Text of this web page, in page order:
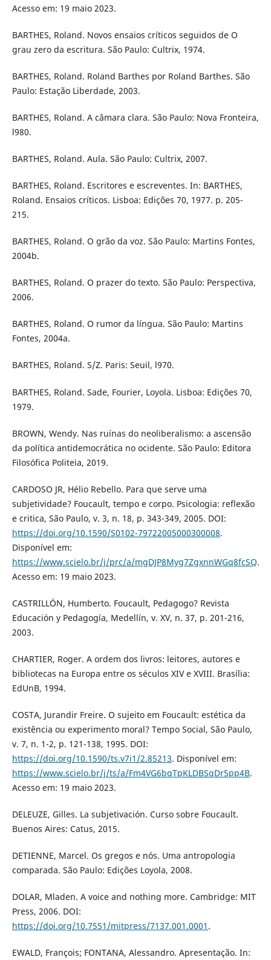
Acesso em: 19 maio 2023.
BARTHES, Roland. Novos ensaios críticos seguidos de O
grau zero da escritura. São Paulo: Cultrix, 1974.
BARTHES, Roland. Roland Barthes por Roland Barthes. São
Paulo: Estação Liberdade, 2003.
BARTHES, Roland. A câmara clara. São Paulo: Nova Fronteira,
l980.
BARTHES, Roland. Aula. São Paulo: Cultrix, 2007.
BARTHES, Roland. Escritores e escreventes. In: BARTHES,
Roland. Ensaios críticos. Lisboa: Edições 70, 1977. p. 205-
215.
BARTHES, Roland. O grão da voz. São Paulo: Martins Fontes,
2004b.
BARTHES, Roland. O prazer do texto. São Paulo: Perspectiva,
2006.
BARTHES, Roland. O rumor da língua. São Paulo: Martins
Fontes, 2004a.
BARTHES, Roland. S/Z. Paris: Seuil, l970.
BARTHES, Roland. Sade, Fourier, Loyola. Lisboa: Edições 70,
1979.
BROWN, Wendy. Nas ruínas do neoliberalismo: a ascensão
da política antidemocrática no ocidente. São Paulo: Editora
Filosófica Politeia, 2019.
CARDOSO JR, Hélio Rebello. Para que serve uma
subjetividade? Foucault, tempo e corpo. Psicologia: reflexão
e critica, São Paulo, v. 3, n. 18, p. 343-349, 2005. DOI:
https://doi.org/10.1590/S0102-79722005000300008.
Disponível em:
https://www.scielo.br/j/prc/a/mgDJP8Myg7ZgxnnWGq8fcSQ.
Acesso em: 19 maio 2023.
CASTRILLÓN, Humberto. Foucault, Pedagogo? Revista
Educación y Pedagogía, Medellín, v. XV, n. 37, p. 201-216,
2003.
CHARTIER, Roger. A ordem dos livros: leitores, autores e
bibliotecas na Europa entre os séculos XIV e XVIII. Brasília:
EdUnB, 1994.
COSTA, Jurandir Freire. O sujeito em Foucault: estética da
existência ou experimento moral? Tempo Social, São Paulo,
v. 7, n. 1-2, p. 121-138, 1995. DOI:
https://doi.org/10.1590/ts.v7i1/2.85213. Disponível em:
https://www.scielo.br/j/ts/a/Fm4VG6bqTpKLDBSqDr5pp4B.
Acesso em: 19 maio 2023.
DELEUZE, Gilles. La subjetivación. Curso sobre Foucault.
Buenos Aires: Catus, 2015.
DETIENNE, Marcel. Os gregos e nós. Uma antropologia
comparada. São Paulo: Edições Loyola, 2008.
DOLAR, Mladen. A voice and nothing more. Cambridge: MIT
Press, 2006. DOI:
https://doi.org/10.7551/mitpress/7137.001.0001 .
EWALD, François; FONTANA, Alessandro. Apresentação. In: